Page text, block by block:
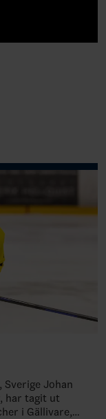
Sverige Johan
har tagit ut
i Gällivare,